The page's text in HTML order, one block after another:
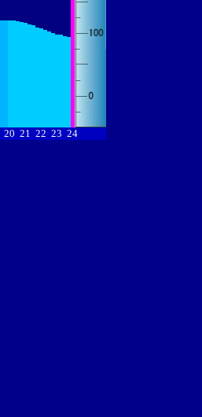
20 21 22 23 24